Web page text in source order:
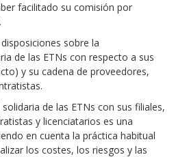
facilitado su comisión por
sobre la
de las ETNs con respecto a sus
y su cadena de proveedores,
de las ETNs con sus filiales,
y licenciatarios es una
en cuenta la práctica habitual
los costes, los riesgos y las